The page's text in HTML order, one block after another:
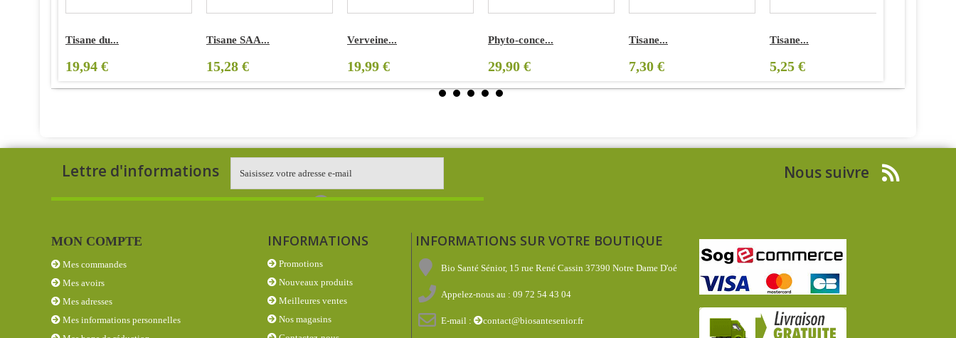
Tisane du...
19,94 €
Tisane SAA...
15,28 €
Verveine...
19,99 €
Phyto-conce...
29,90 €
Tisane...
7,30 €
Tisane...
5,25 €
Lettre d'informations Nous suivre
MON COMPTE
Mes commandes
Mes avoirs
Mes adresses
Mes informations personnelles
INFORMATIONS
Promotions
Nouveaux produits
Meilleures ventes
Nos magasins
INFORMATIONS SUR VOTRE BOUTIQUE
Bio Santé Sénior, 15 rue René Cassin 37390 Notre Dame D'oé
Appelez-nous au :09 72 54 43 04
E-mail : contact@biosantesenior.fr